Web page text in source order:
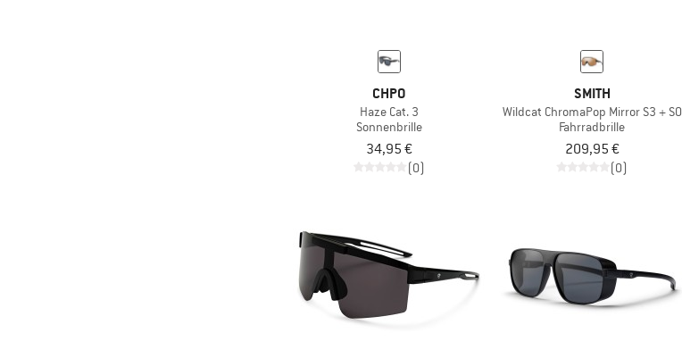
CHPO
Haze Cat. 3
Sonnenbrille
34,95 €
(0)
SMITH
Wildcat ChromaPop Mirror S3 + S0
Fahrradbrille
209,95 €
(0)